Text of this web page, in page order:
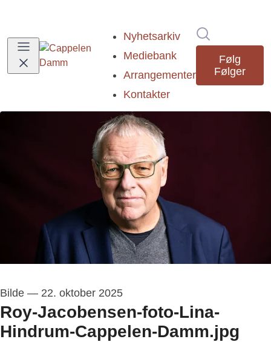
Nyhetsarkiv
Mediebank
Arrangementer
Kontakter
Følg
Følger
Bilde — 22. oktober 2025
Roy-Jacobensen-foto-Lina-
Hindrum-Cappelen-Damm.jpg